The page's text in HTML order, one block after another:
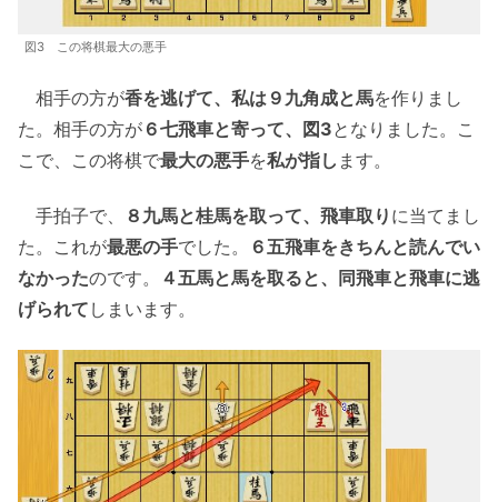
図3 この将棋最大の悪手
相手の方が香を逃げて、私は９九角成と馬を作りまし
た。相手の方が ６七飛車と寄って、図3となりました。こ
こで、この将棋で最大の悪手を私が指し ます。
手拍子で、 ８九馬と桂馬を取って、飛車取り に当てまし
た。これが最悪の手でした。
６五飛車をきちんと読んでい
なかったのです。
４五馬と馬を取ると、同飛車と飛車に逃
げられて しまいます。